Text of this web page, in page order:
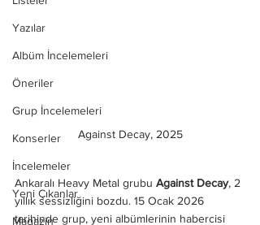
Yazılar
Albüm İncelemeleri
Öneriler
Grup İncelemeleri
Konserler
İncelemeler
Yeni Çıkanlar
Magazin
Against Decay, 2025
Ankaralı Heavy Metal grubu Against Decay, 2
yıllık sessizliğini bozdu. 15 Ocak 2026
tarihinde grup, yeni albümlerinin habercisi